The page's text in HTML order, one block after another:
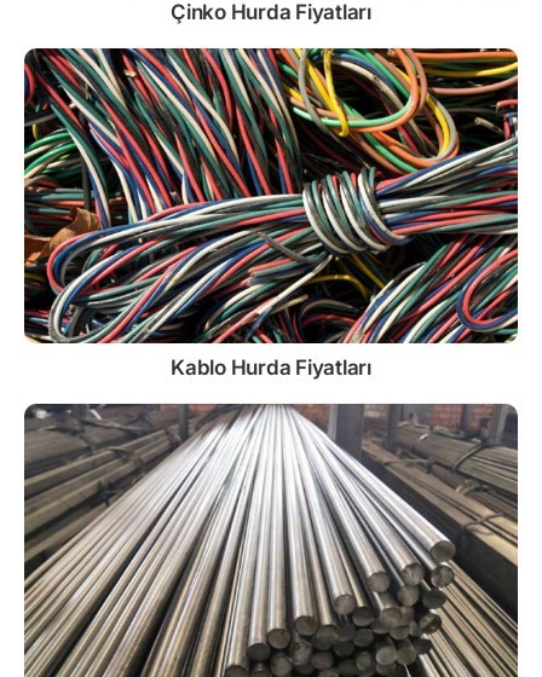
Çinko Hurda Fiyatları
Kablo Hurda Fiyatları